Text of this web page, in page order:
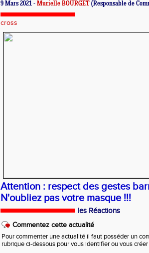
9 Mars 2021 - Murielle BOURGET (Responsable de
cross
Attention : respect des gestes
N'oubliez pas votre masque !!!
les Réactions
Commentez cette actualité
Pour commenter une actualité il faut posséder un
rubrique ci-dessous pour vous identifier ou vous